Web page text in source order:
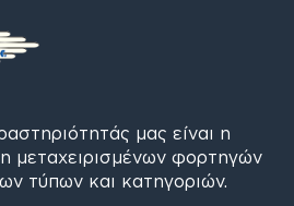
μας είναι η
μεταχειρισμένων φορτηγών
τύπων και κατηγοριών.